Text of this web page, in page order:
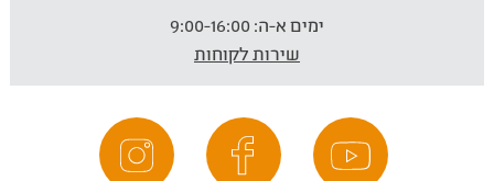
ימים א-ה:
שירות לקוחות